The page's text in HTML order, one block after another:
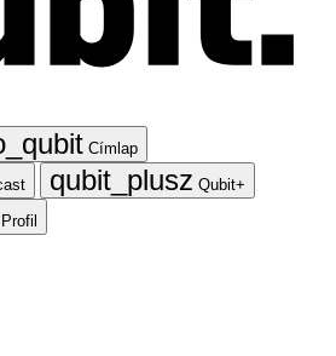
Címlap
Qubit+
Profil